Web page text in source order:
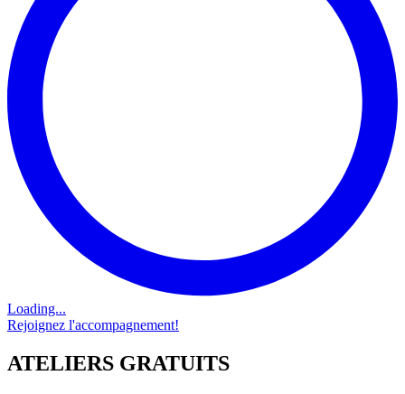
Loading...
Rejoignez l'accompagnement!
ATELIERS GRATUITS